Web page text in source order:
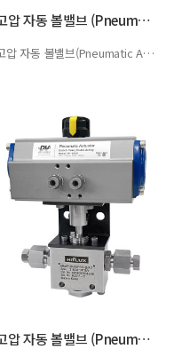
고압 자동 볼밸브 (Pneumatic Act…
고압 자동 볼밸브(Pneumatic Actuator Ball Valve)공기압…
고압 자동 볼밸브 (Pneumatic Act…